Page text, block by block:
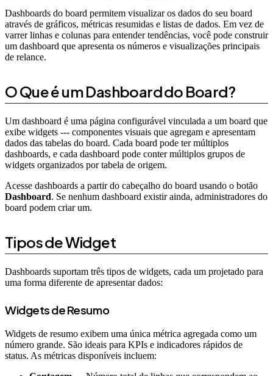
Dashboards do board permitem visualizar os dados do seu board
através de gráficos, métricas resumidas e listas de dados. Em vez de
varrer linhas e colunas para entender tendências, você pode construir
um dashboard que apresenta os números e visualizações principais
de relance.
O Que é um Dashboard do Board?
Um dashboard é uma página configurável vinculada a um board que
exibe widgets --- componentes visuais que agregam e apresentam
dados das tabelas do board. Cada board pode ter múltiplos
dashboards, e cada dashboard pode conter múltiplos grupos de
widgets organizados por tabela de origem.
Acesse dashboards a partir do cabeçalho do board usando o botão
Dashboard. Se nenhum dashboard existir ainda, administradores do
board podem criar um.
Tipos de Widget
Dashboards suportam três tipos de widgets, cada um projetado para
uma forma diferente de apresentar dados:
Widgets de Resumo
Widgets de resumo exibem uma única métrica agregada como um
número grande. São ideais para KPIs e indicadores rápidos de
status. As métricas disponíveis incluem: